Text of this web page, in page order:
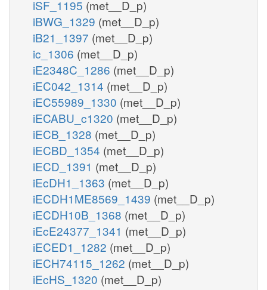
iSF_1195 (met__D_p)
iBWG_1329 (met__D_p)
iB21_1397 (met__D_p)
ic_1306 (met__D_p)
iE2348C_1286 (met__D_p)
iEC042_1314 (met__D_p)
iEC55989_1330 (met__D_p)
iECABU_c1320 (met__D_p)
iECB_1328 (met__D_p)
iECBD_1354 (met__D_p)
iECD_1391 (met__D_p)
iEcDH1_1363 (met__D_p)
iECDH1ME8569_1439 (met__D_p)
iECDH10B_1368 (met__D_p)
iEcE24377_1341 (met__D_p)
iECED1_1282 (met__D_p)
iECH74115_1262 (met__D_p)
iEcHS_1320 (met__D_p)